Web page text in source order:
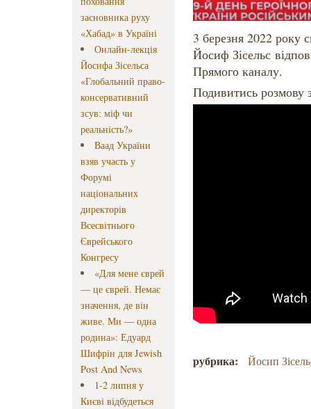
засновника руху
«Хабад» в Україні
Онлайн-лекція
Йосифа Зісельса
«Глобальний право-
консервативний
зсув: міф чи
реальність?»
Ваад України
взяв участь у
Форумі
національних
директорів
Всесвітнього
Єврейського
Конгресу
«Для мене єврей
— це єврей. Немає
значення, де він
живе. Ми — одна
родина»: Едуард
Шифрін для Jewish
Post And News
1-2 липня у
Києві відбудеться
3 березня 2022 року
Йосиф Зісельс
Прямого каналу.
Подивитись розмову
рубрика: Йосип